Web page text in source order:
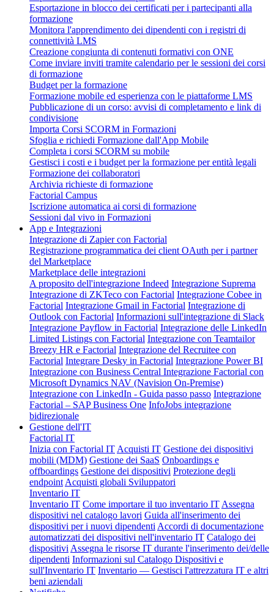
Esportazione in blocco dei certificati per i partecipanti alla
formazione
Monitora l'apprendimento dei dipendenti con i registri di
connettività LMS
Creazione congiunta di contenuti formativi con ONE
Come inviare inviti tramite calendario per le sessioni dei corsi
di formazione
Budget per la formazione
Formazione mobile ed esperienza con le piattaforme LMS
Pubblicazione di un corso: avvisi di completamento e link di
condivisione
Importa Corsi SCORM in Formazioni
Sfoglia e richiedi Formazione dall'App Mobile
Completa i corsi SCORM su mobile
Gestisci i costi e i budget per la formazione per entità legali
Formazione dei collaboratori
Archivia richieste di formazione
Factorial Campus
Iscrizione automatica ai corsi di formazione
Sessioni dal vivo in Formazioni
App e Integrazioni
Integrazione di Zapier con Factorial
Registrazione programmatica dei client OAuth per i partner
del Marketplace
Marketplace delle integrazioni
A proposito dell'integrazione Indeed Integrazione Suprema
Integrazione di ZKTeco con Factorial Integrazione Cobee in
Factorial Integrazione Gmail in Factorial Integrazione di
Outlook con Factorial Informazioni sull'integrazione di Slack
Integrazione Payflow in Factorial Integrazione delle LinkedIn
Limited Listings con Factorial Integrazione con Teamtailor
Breezy HR e Factorial Integrazione del Recruitee con
Factorial Integrare Desky in Factorial Integrazione Power BI
Integrazione con Business Central Integrazione Factorial con
Microsoft Dynamics NAV (Navision On-Premise)
Integrazione con LinkedIn - Guida passo passo Integrazione
Factorial – SAP Business One InfoJobs integrazione
bidirezionale
Gestione dell'IT
Factorial IT
Inizia con Factorial IT Acquisti IT Gestione dei dispositivi
mobili (MDM) Gestione dei SaaS Onboardings e
offboardings Gestione dei dispositivi Protezione degli
endpoint Acquisti globali Sviluppatori
Inventario IT
Inventario IT Come importare il tuo inventario IT Assegna
dispositivi nel catalogo lavori Guida all'inserimento dei
dispositivi per i nuovi dipendenti Accordi di documentazione
automatizzati dei dispositivi nell'inventario IT Catalogo dei
dispositivi Assegna le risorse IT durante l'inserimento dei/delle
dipendenti Informazioni sul Catalogo Dispositivi e
sull'Inventario IT Inventario — Gestisci l'attrezzatura IT e altri
beni aziendali